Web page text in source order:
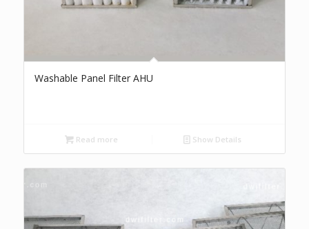
Washable Panel Filter AHU
Read more Show Details